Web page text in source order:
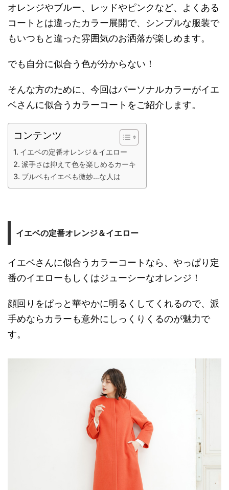
オレンジやブルー、レッドやピンクなど、よくある
コートとは違ったカラー展開で、シンプルな服装で
もいつもと違った雰囲気のお洒落が楽しめます。
でも自分に似合う色が分からない！
そんな方のために、今回はパーソナルカラーがイエ
ベさんに似合うカラーコートをご紹介します。
コンテンツ
イエベの定番オレンジ＆イエロー
派手さは抑えて色を楽しめるカーキ
ブルベもイエベも微妙…な人は
イエベの定番オレンジ＆イエロー
イエベさんに似合うカラーコートなら、やっぱり定
番のイエローもしくはジューシーなオレンジ！
顔回りをぱっと華やかに明るくしてくれるので、派
手めならカラーも意外にしっくりくるのが魅力で
す。